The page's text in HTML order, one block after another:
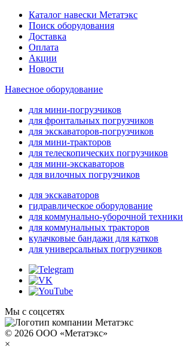
Каталог навески Метатэкс
Поиск оборудования
Доставка
Оплата
Акции
Новости
Навесное оборудование
для мини-погрузчиков
для фронтальных погрузчиков
для экскаваторов-погрузчиков
для мини-тракторов
для телескопических погрузчиков
для мини-экскаваторов
для вилочных погрузчиков
для экскаваторов
гидравлическое оборудование
для коммунально-уборочной техники
для коммунальных тракторов
кулачковые бандажи для катков
для универсальных погрузчиков
Мы с соцсетях
© 2026 ООО «Метатэкс»
×